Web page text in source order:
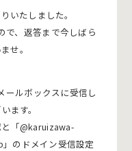
いたしました。
で、返答まで今しばら
せ。
ールボックスに受信し
ます。
「@karuizawa-
のドメイン受信設定